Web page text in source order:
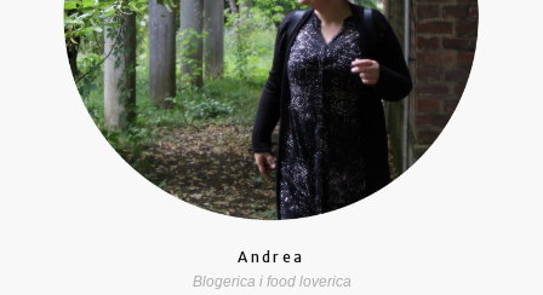
Andrea
Blogerica i food loverica